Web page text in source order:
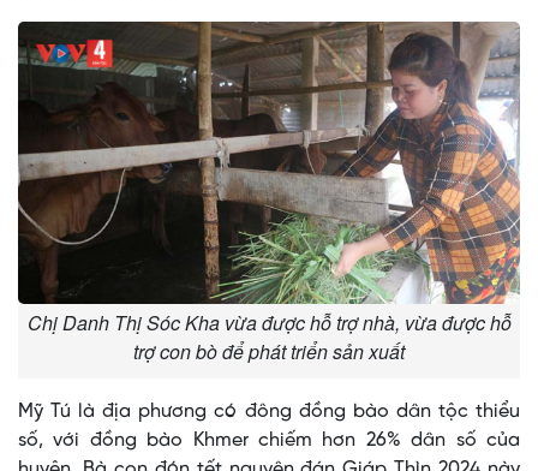
Chị Danh Thị Sóc Kha vừa được hỗ trợ nhà, vừa được hỗ
trợ con bò để phát triển sản xuất
Mỹ Tú là địa phương có đông đồng bào dân tộc thiểu
số, với đồng bào Khmer chiếm hơn 26% dân số của